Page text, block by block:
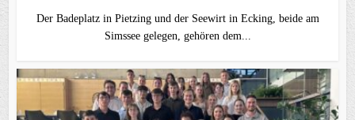
Der Badeplatz in Pietzing und der Seewirt in Ecking, beide am
Simssee gelegen, gehören dem...